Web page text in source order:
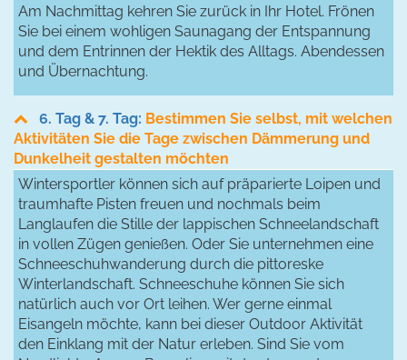
Am Nachmittag kehren Sie zurück in Ihr Hotel. Frönen
Sie bei einem wohligen Saunagang der Entspannung
und dem Entrinnen der Hektik des Alltags. Abendessen
und Übernachtung.
6. Tag & 7. Tag: Bestimmen Sie selbst, mit welchen
Aktivitäten Sie die Tage zwischen Dämmerung und
Dunkelheit gestalten möchten
Wintersportler können sich auf präparierte Loipen und
traumhafte Pisten freuen und nochmals beim
Langlaufen die Stille der lappischen Schneelandschaft
in vollen Zügen genießen. Oder Sie unternehmen eine
Schneeschuhwanderung durch die pittoreske
Winterlandschaft. Schneeschuhe können Sie sich
natürlich auch vor Ort leihen. Wer gerne einmal
Eisangeln möchte, kann bei dieser Outdoor Aktivität
den Einklang mit der Natur erleben. Sind Sie vom